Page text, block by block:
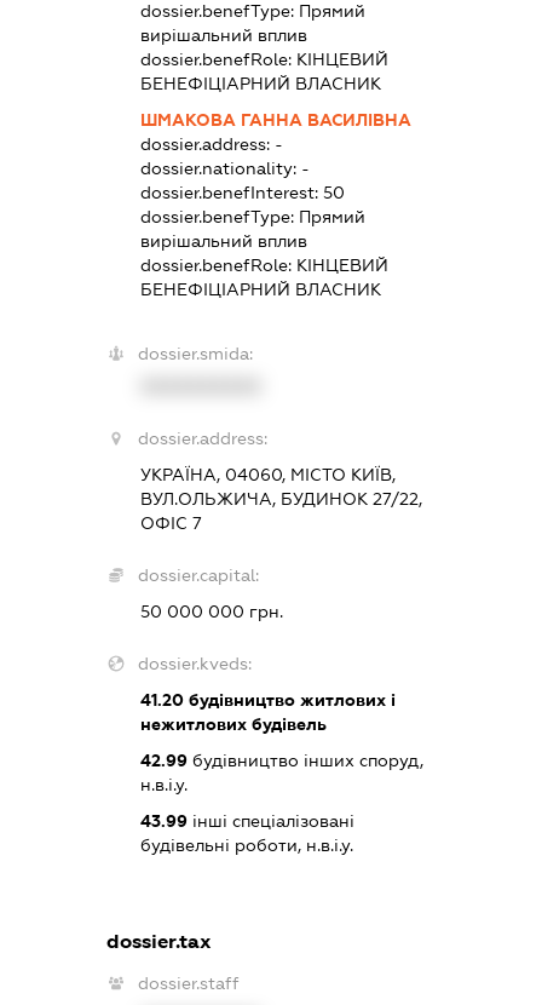
dossier.benefType: Прямий
вирішальний вплив
dossier.benefRole: КІНЦЕВИЙ
БЕНЕФІЦІАРНИЙ ВЛАСНИК
ШМАКОВА ГАННА ВАСИЛІВНА
dossier.address: -
dossier.nationality: -
dossier.benefInterest: 50
dossier.benefType: Прямий
вирішальний вплив
dossier.benefRole: КІНЦЕВИЙ
БЕНЕФІЦІАРНИЙ ВЛАСНИК
dossier.smida:
dossier.address:
УКРАЇНА, 04060, МІСТО КИЇВ,
ВУЛ.ОЛЬЖИЧА, БУДИНОК 27/22,
ОФІС 7
dossier.capital:
50 000 000 грн.
dossier.kveds:
41.20будівництво житлових і
нежитлових будівель
42.99будівництво інших споруд,
н.в.і.у.
43.99інші спеціалізовані
будівельні роботи, н.в.і.у.
dossier.tax
dossier.staff